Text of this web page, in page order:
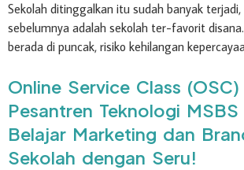
Sekolah ditinggalkan itu sudah banyak
sebelumnya adalah sekolah ter-favorit
berada di puncak, risiko kehilangan
Online Service Class
Pesantren Teknologi MSBS
Belajar Marketing dan
Sekolah dengan Seru!